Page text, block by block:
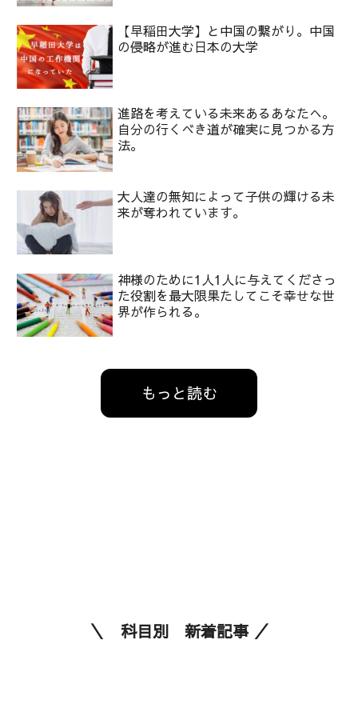
【早稲田大学】と中国の繋がり。中国
の侵略が進む日本の大学
進路を考えている未来あるあなたへ。
自分の行くべき道が確実に見つかる方
法。
大人達の無知によって子供の輝ける未
来が奪われています。
神様のために1人1人に与えてくださっ
た役割を最大限果たしてこそ幸せな世
界が作られる。
もっと読む
＼ 科目別 新着記事 ／